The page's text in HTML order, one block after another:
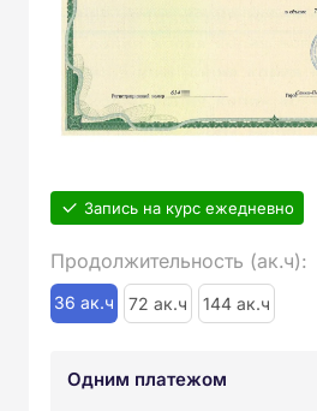
Запись на курс ежедневно
Продолжительность (ак.ч):
36 ак.ч 72 ак.ч 144 ак.ч
Одним платежом